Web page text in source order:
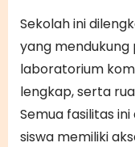
Sekolah ini
yang
laboratorium
lengkap, serta
Semua fasilitas
siswa memiliki